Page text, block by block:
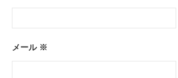
メール ※